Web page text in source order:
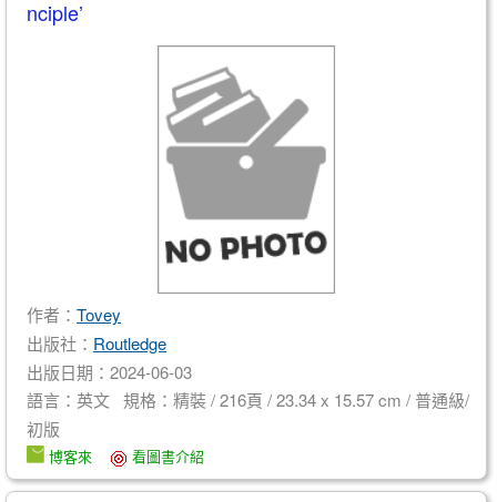
nciple’
作者： Tovey
出版社： Routledge
出版日期：2024-06-03
語言：英文 規格：精裝 / 216頁 / 23.34 x 15.57 cm / 普通級/
初版
博客來 看圖書介紹